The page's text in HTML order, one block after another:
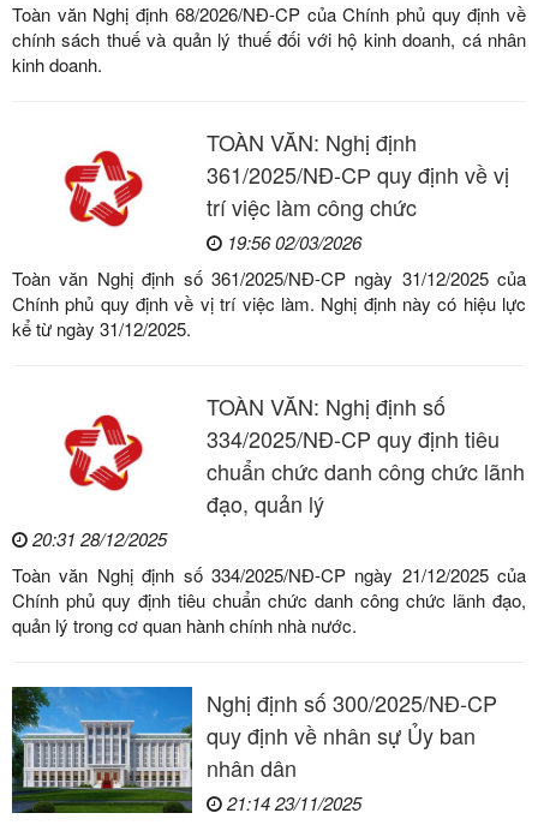
Toàn văn Nghị định 68/2026/NĐ-CP của Chính phủ quy định về
chính sách thuế và quản lý thuế đối với hộ kinh doanh, cá nhân
kinh doanh.
TOÀN VĂN: Nghị định
361/2025/NĐ-CР quy định về vị
trí việc làm công chức
19:56 02/03/2026
Toàn văn Nghị định số 361/2025/NĐ-CP ngày 31/12/2025 của
Chính phủ quy định về vị trí việc làm. Nghị định này có hiệu lực
kể từ ngày 31/12/2025.
TOÀN VĂN: Nghị định số
334/2025/NĐ-CP quy định tiêu
chuẩn chức danh công chức lãnh
đạo, quản lý
20:31 28/12/2025
Toàn văn Nghị định số 334/2025/NĐ-CP ngày 21/12/2025 của
Chính phủ quy định tiêu chuẩn chức danh công chức lãnh đạo,
quản lý trong cơ quan hành chính nhà nước.
Nghị định số 300/2025/NĐ-CP
quy định về nhân sự Ủy ban
nhân dân
21:14 23/11/2025